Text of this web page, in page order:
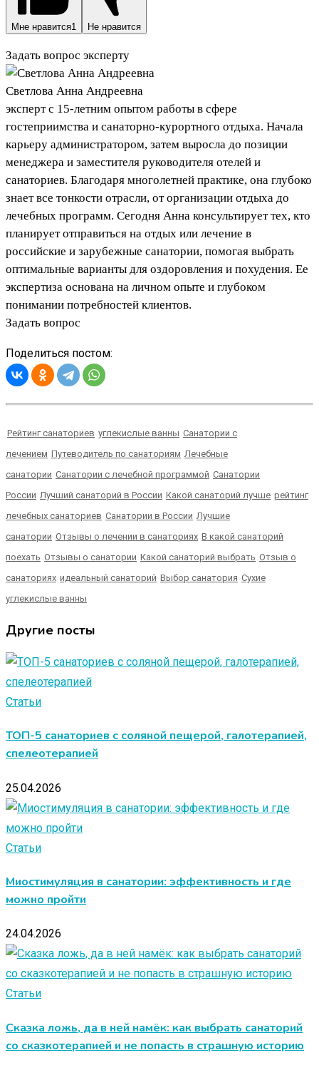
Мне нравится1 Не нравится
Задать вопрос эксперту
Светлова Анна Андреевна
эксперт с 15-летним опытом работы в сфере
гостеприимства и санаторно-курортного отдыха. Начала
карьеру администратором, затем выросла до позиции
менеджера и заместителя руководителя отелей и
санаториев. Благодаря многолетней практике, она глубоко
знает все тонкости отрасли, от организации отдыха до
лечебных программ. Сегодня Анна консультирует тех, кто
планирует отправиться на отдых или лечение в
российские и зарубежные санатории, помогая выбрать
оптимальные варианты для оздоровления и похудения. Ее
экспертиза основана на личном опыте и глубоком
понимании потребностей клиентов.
Задать вопрос
Поделиться постом:
Рейтинг санаториев углекислые ванны Санатории с
лечением Путеводитель по санаториям Лечебные
санатории Санатории с лечебной программой Санатории
России Лучший санаторий в России Какой санаторий лучше рейтинг
лечебных санаториев Санатории в России Лучшие
санатории Отзывы о лечении в санаториях В какой санаторий
поехать Отзывы о санатории Какой санаторий выбрать Отзыв о
санаториях идеальный санаторий Выбор санатория Сухие
углекислые ванны
Другие посты
Статьи
ТОП-5 санаториев с соляной пещерой, галотерапией,
спелеотерапией
25.04.2026
Статьи
Миостимуляция в санатории: эффективность и где
можно пройти
24.04.2026
Статьи
Сказка ложь, да в ней намёк: как выбрать санаторий
со сказкотерапией и не попасть в страшную историю